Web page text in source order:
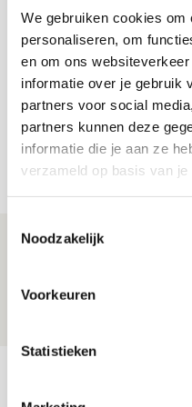
We gebruiken cookies
personaliseren, om
en om ons
informatie over je gebruik
partners voor social
partners kunnen deze
informatie die je aan ze
verzameld op basis van
Noodzakelijk
Voorkeuren
Statistieken
Bekijk alle berichten
Net binnen //
Drie dingen die je
08 AUGUSTUS 2026 - 12:32
jij aan nieuw